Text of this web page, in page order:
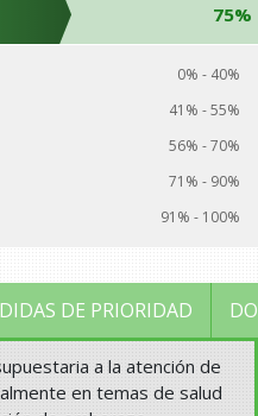
75%
0% - 40%
41% - 55%
56% - 70%
71% - 90%
91% - 100%
DE PRIORIDAD
a la atención de
en temas de salud